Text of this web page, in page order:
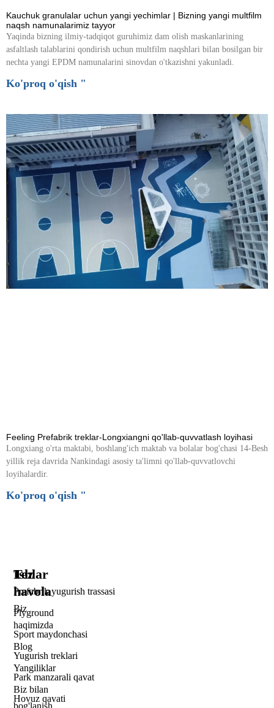
Kauchuk granulalar uchun yangi yechimlar | Bizning yangi multfilm
naqsh namunalarimiz tayyor
Yaqinda bizning ilmiy-tadqiqot guruhimiz dam olish maskanlarining
asfaltlash talablarini qondirish uchun multfilm naqshlari bilan bosilgan bir
nechta yangi EPDM namunalarini sinovdan o'tkazishni yakunladi.
Ko'proq o'qish "
Feeling Prefabrik treklar-Longxiangni qo'llab-quvvatlash loyihasi
Longxiang o'rta maktabi, boshlang'ich maktab va bolalar bog'chasi 14-Besh
yillik reja davrida Nankindagi asosiy ta'limni qo'llab-quvvatlovchi
loyihalardir.
Ko'proq o'qish "
Tez
havola
Biz
haqimizda
Blog
Yangiliklar
Biz bilan
Ishlar
Prefabrik yugurish trassasi
Plyground
Sport maydonchasi
Yugurish treklari
Park manzarali qavat
Hovuz qavati